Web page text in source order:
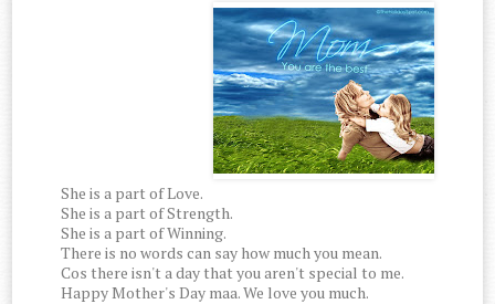
She is a part of Love.
She is a part of Strength.
She is a part of Winning.
There is no words can say how much you mean.
Cos there isn't a day that you aren't special to me.
Happy Mother's Day maa. We love you much.